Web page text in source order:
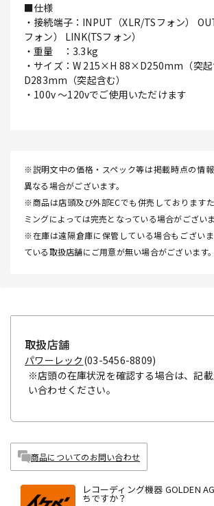
■仕様
・接続端子：INPUT（XLR/TSフォン）
フォン） LINK(TSフォン）
・重量 ：3.3kg
・サイズ：W 215×H 88×D250mm（突
D283mm（突起含む）
・100v ～120vでご使用いただけます
※説明文中の価格・スペック等は掲載時点の情
異なる場合がございます。
※商品は店頭及び外部ECでも併売しております
ミングによっては完売となっている場合がございま
※在庫は遠隔倉庫に保管している場合もござい
ている取扱店舗にご用意が無い場合がございます。
取扱店舗
パワーレック (03-5456-8809)
※店頭の在庫状況を確認する場合は、記
い合わせください。
商品についてのお問い合わせ
レコーディング機器 GOLDEN
ちですか？